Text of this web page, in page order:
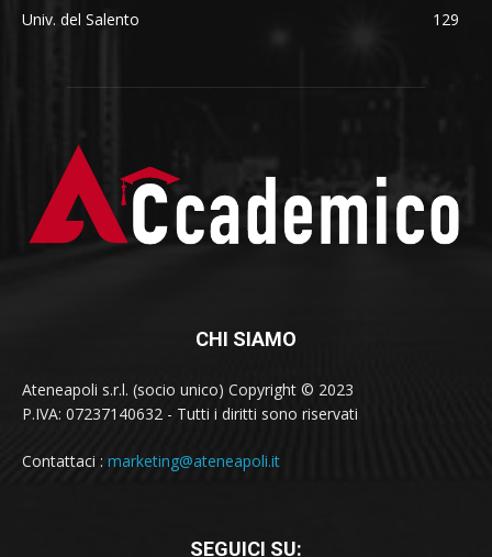
Univ. del Salento
129
CHI SIAMO
Ateneapoli s.r.l. (socio unico) Copyright © 2023
P.IVA: 07237140632 - Tutti i diritti sono riservati
Contattaci : marketing@ateneapoli.it
SEGUICI SU: